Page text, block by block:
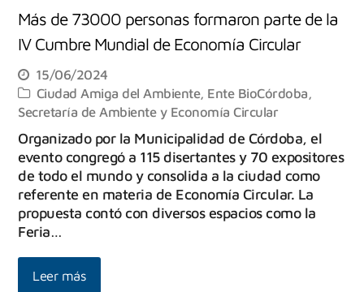
Más de 73000 personas formaron parte de la
IV Cumbre Mundial de Economía Circular
15/06/2024
Ciudad Amiga del Ambiente, Ente BioCórdoba,
Secretaría de Ambiente y Economía Circular
Organizado por la Municipalidad de Córdoba, el
evento congregó a 115 disertantes y 70 expositores
de todo el mundo y consolida a la ciudad como
referente en materia de Economía Circular. La
propuesta contó con diversos espacios como la
Feria…
Leer más